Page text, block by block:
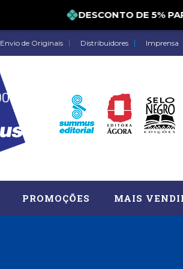
DESCONTO DE 5%
Envio de Originais Distribuidores Imprensa
PROMOÇÕES MAIS